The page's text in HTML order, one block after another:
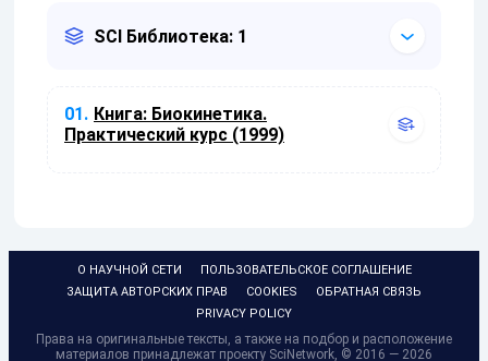
SCI Библиотека: 1
01. Книга: Биокинетика.
Практический курс (1999)
О НАУЧНОЙ СЕТИ
ПОЛЬЗОВАТЕЛЬСКОЕ СОГЛАШЕНИЕ
ЗАЩИТА АВТОРСКИХ ПРАВ
COOKIES
ОБРАТНАЯ СВЯЗЬ
PRIVACY POLICY
Права на оригинальные тексты, а также на подбор и расположение
материалов принадлежат проекту SciNetwork, © 2016 — 2026